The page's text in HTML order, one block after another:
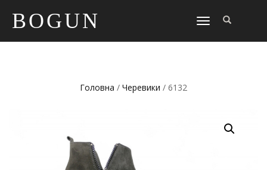
BOGUN
TOGGLE
Головна / Черевики / 6132